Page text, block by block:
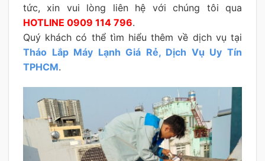
tức, xin vui lòng liên hệ với chúng tôi qua
HOTLINE 0909 114 796.
Quý khách có thể tìm hiểu thêm về dịch vụ tại
Tháo Lắp Máy Lạnh Giá Rẻ, Dịch Vụ Uy Tín
TPHCM.